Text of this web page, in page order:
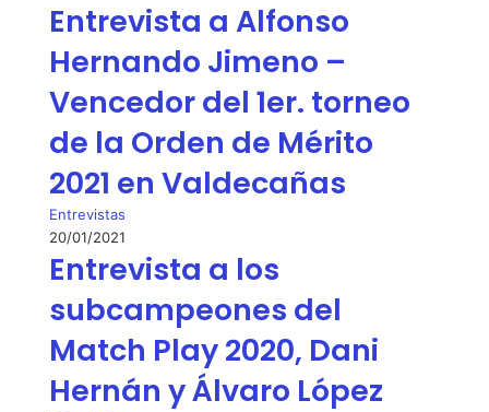
Entrevista a Alfonso
Hernando Jimeno –
Vencedor del 1er. torneo
de la Orden de Mérito
2021 en Valdecañas
Entrevistas
20/01/2021
Entrevista a los
subcampeones del
Match Play 2020, Dani
Hernán y Álvaro López